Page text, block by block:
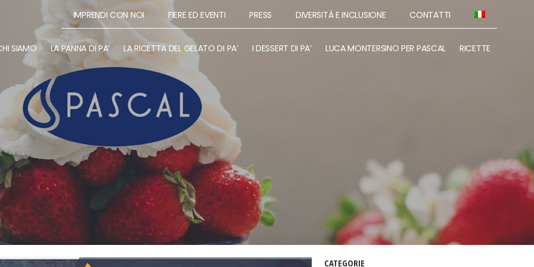
IMPRENDI CON NOI FIERE ED EVENTI PRESS DIVERSITÀ E INCLUSIONE CONTATTI
SIAMO LA PANNA DI PA’ LA RICETTA DEL GELATO DI PA’ I DESSERT DI PA’ LUCA MONTERSINO PER PASCAL RICETTE
CATEGORIE